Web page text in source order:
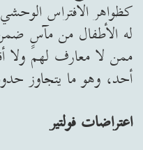
كظواهر الافتراس
له الأطفال من مآسٍ
ممن لا معارف لهم ولا
أحد، وهو ما يتجاوز
اعتراضات فولتير